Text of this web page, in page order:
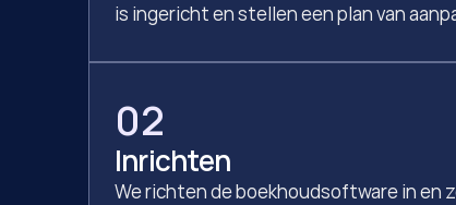
is ingericht en stellen een plan van
02
Inrichten
We richten de boekhoudsoftware in en